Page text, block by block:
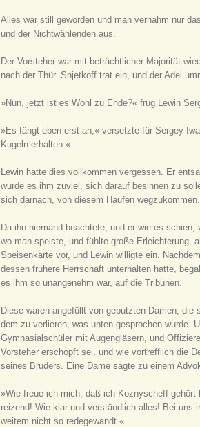
Alles war still geworden und man vernahm nur
und der Nichtwählenden aus.
Der Vorsteher war mit beträchtlicher Majorität
nach der Thür. Snjetkoff trat ein, und der Adel
»Nun, jetzt ist es Wohl zu Ende?« frug Lewin
»Es fängt eben erst an,« versetzte für Sergey
Kugeln erhalten.«
Lewin hatte dies vollkommen vergessen. Er
wurde es ihm zuviel, sich darauf besinnen zu
sich darnach, von diesem Haufen wegzukommen.
Da ihn niemand beachtete, und er wie es
wo man speiste, und fühlte große Erleichterung,
Speisenkarte vor, und Lewin willigte ein.
dessen frühere Herrschaft unterhalten hatte,
es ihm so unangenehm war, auf die Tribünen.
Diese waren angefüllt von geputzten Damen,
dem zu verlieren, was unten gesprochen wurde.
Gymnasialschüler mit Augengläsern, und
Vorsteher erschöpft sei, und wie vortrefflich die
seines Bruders. Eine Dame sagte zu einem
»Wie freue ich mich, daß ich Koznyscheff
reizend! Wie klar und verständlich alles! Bei uns
weitem nicht so redegewandt.«